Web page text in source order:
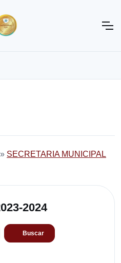
» SECRETARIA MUNICIPAL
2024
Buscar